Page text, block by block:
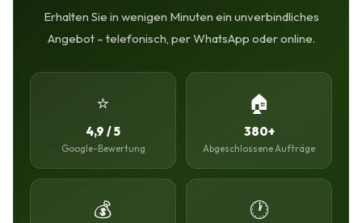
Erhalten Sie in wenigen Minuten ein unverbindliches
Angebot – telefonisch, per WhatsApp oder online.
⭐
4,9 / 5
Google-Bewertung
🏠
380+
Abgeschlossene Aufträge
💰 🕐